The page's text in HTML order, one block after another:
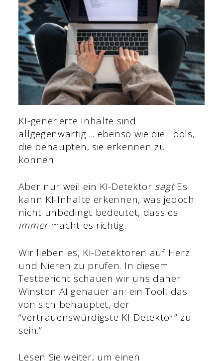
KI-generierte Inhalte sind
allgegenwärtig ... ebenso wie die Tools,
die behaupten, sie erkennen zu
können.
Aber nur weil ein KI-Detektor sagtEs
kann KI-Inhalte erkennen, was jedoch
nicht unbedingt bedeutet, dass es
immermacht es richtig.
Wir lieben es, KI-Detektoren auf Herz
und Nieren zu prüfen. In diesem
Testbericht schauen wir uns daher
Winston AI genauer an: ein Tool, das
von sich behauptet, der
“vertrauenswürdigste KI-Detektor” zu
sein.”
Lesen Sie weiter, um einen